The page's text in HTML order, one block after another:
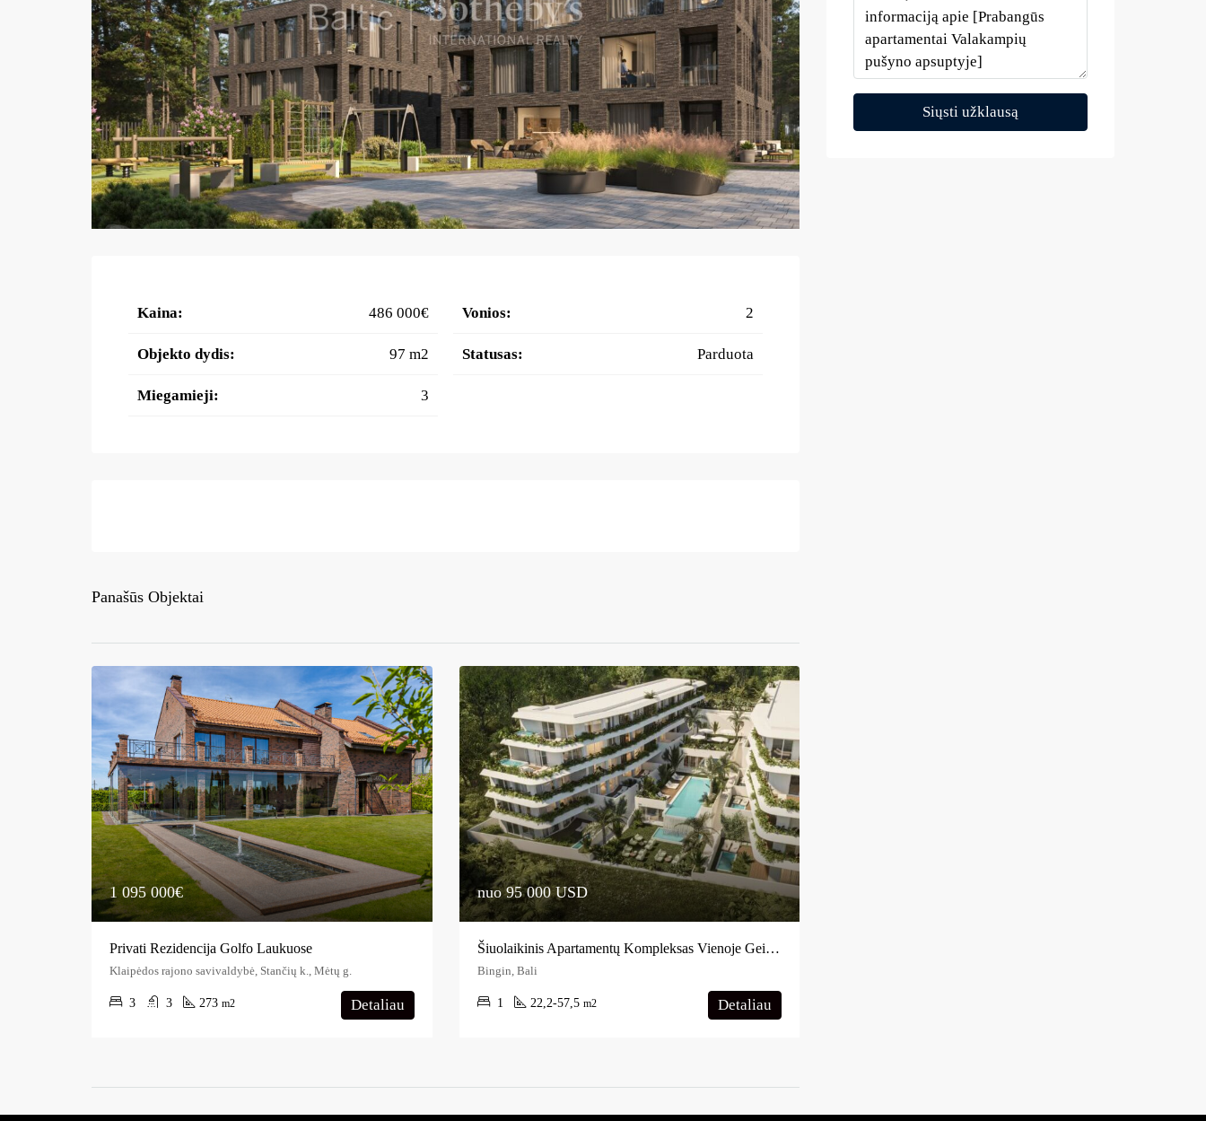
Kaina: 486 000€
Objekto dydis: 97 m2
Miegamieji: 3
Vonios: 2
Statusas: Parduota
Panašūs Objektai
1 095 000€
Privati Rezidencija Golfo Laukuose
Klaipėdos rajono savivaldybė, Stančių k., Mėtų g.
3 3 273 m2 Detaliau
nuo 95 000 USD
Šiuolaikinis Apartamentų Kompleksas Vienoje Geidžiamiausių Balio Vietų
Bingin, Bali
1 22,2-57,5 m2 Detaliau
Siųsti užklausą